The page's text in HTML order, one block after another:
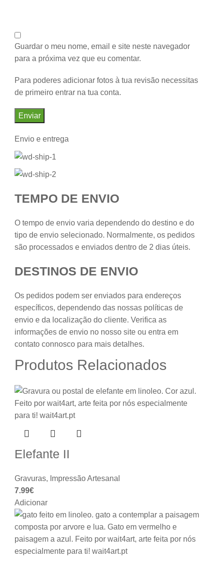
Guardar o meu nome, email e site neste navegador
para a próxima vez que eu comentar.
Para poderes adicionar fotos à tua revisão necessitas
de primeiro entrar na tua conta.
Envio e entrega
TEMPO DE ENVIO
O tempo de envio varia dependendo do destino e do
tipo de envio selecionado. Normalmente, os pedidos
são processados e enviados dentro de 2 dias úteis.
DESTINOS DE ENVIO
Os pedidos podem ser enviados para endereços
específicos, dependendo das nossas políticas de
envio e da localização do cliente. Verifica as
informações de envio no nosso site ou entra em
contato connosco para mais detalhes.
Produtos Relacionados
Elefante II
Gravuras, Impressão Artesanal
7.99€
Adicionar